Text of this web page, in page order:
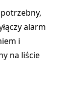
alarm
i
na liście